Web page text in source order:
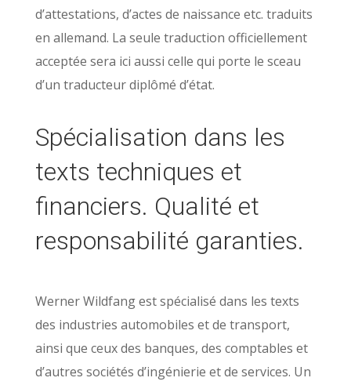
d’attestations, d’actes de naissance etc. traduits
en allemand. La seule traduction officiellement
acceptée sera ici aussi celle qui porte le sceau
d’un traducteur diplômé d’état.
Spécialisation dans les
texts techniques et
financiers. Qualité et
responsabilité garanties.
Werner Wildfang est spécialisé dans les texts
des industries automobiles et de transport,
ainsi que ceux des banques, des comptables et
d’autres sociétés d’ingénierie et de services. Un